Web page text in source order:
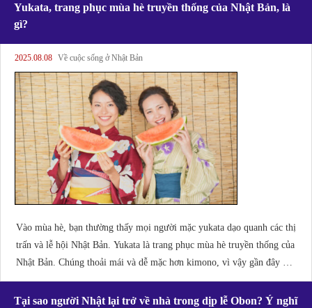
g được sử dụng ở Nhật Bản và châu Á.
Yukata, trang phục mùa hè truyền thống của Nhật Bản, là
gì?
2025.08.08 Về cuộc sống ở Nhật Bản
Vào mùa hè, bạn thường thấy mọi người mặc yukata dạo quanh các thị
trấn và lễ hội Nhật Bản. Yukata là trang phục mùa hè truyền thống của
Nhật Bản. Chúng thoải mái và dễ mặc hơn kimono, vì vậy gần đây đã
trở nên phổ biến với nhiều du khách nước ngoài. [Yukata là loại trang
phục gì?] 〇 Yukata được mặc bằng cách thắt eo bằng một mảnh vải g
Tại sao người Nhật lại trở về nhà trong dịp lễ Obon? Ý nghĩ